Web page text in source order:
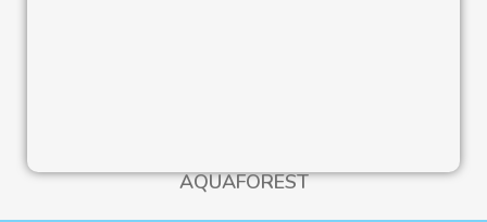
AQUAFOREST